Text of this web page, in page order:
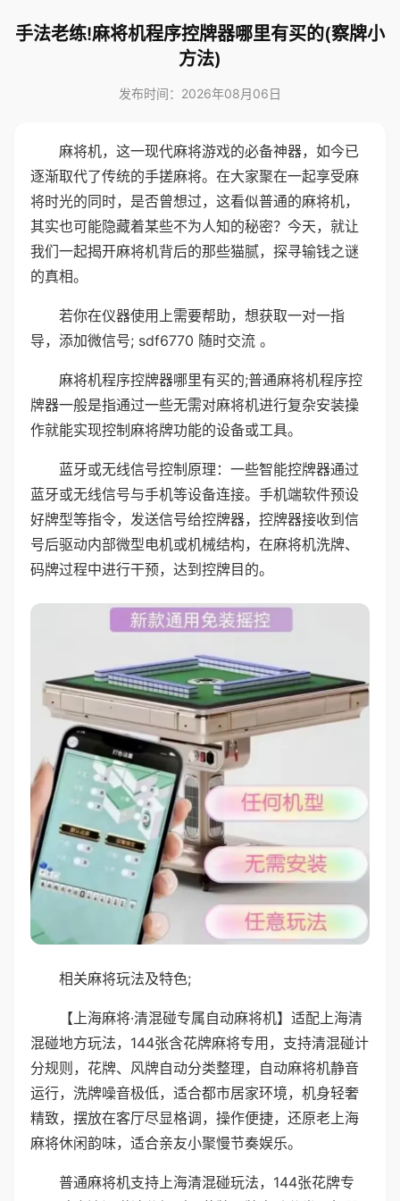
手法老练!麻将机程序控牌器哪里有买的(察牌小
方法)
发布时间：2026年08月06日
麻将机，这一现代麻将游戏的必备神器，如今已
逐渐取代了传统的手搓麻将。在大家聚在一起享受麻
将时光的同时，是否曾想过，这看似普通的麻将机，
其实也可能隐藏着某些不为人知的秘密？今天，就让
我们一起揭开麻将机背后的那些猫腻，探寻输钱之谜
的真相。
若你在仪器使用上需要帮助，想获取一对一指
导，添加微信号; sdf6770 随时交流 。
麻将机程序控牌器哪里有买的;普通麻将机程序控
牌器一般是指通过一些无需对麻将机进行复杂安装操
作就能实现控制麻将牌功能的设备或工具。
蓝牙或无线信号控制原理：一些智能控牌器通过
蓝牙或无线信号与手机等设备连接。手机端软件预设
好牌型等指令，发送信号给控牌器，控牌器接收到信
号后驱动内部微型电机或机械结构，在麻将机洗牌、
码牌过程中进行干预，达到控牌目的。
相关麻将玩法及特色;
【上海麻将·清混碰专属自动麻将机】适配上海清
混碰地方玩法，144张含花牌麻将专用，支持清混碰计
分规则，花牌、风牌自动分类整理，自动麻将机静音
运行，洗牌噪音极低，适合都市居家环境，机身轻奢
精致，摆放在客厅尽显格调，操作便捷，还原老上海
麻将休闲韵味，适合亲友小聚慢节奏娱乐。
普通麻将机支持上海清混碰玩法，144张花牌专